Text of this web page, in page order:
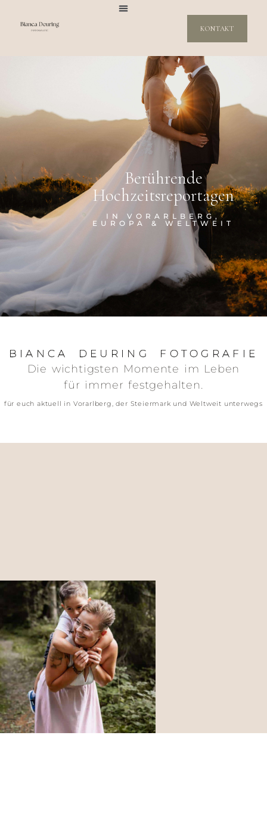
KONTAKT
Berührende
Hochzeitsreportagen
IN VORARLBERG,
EUROPA & WELTWEIT
BIANCA DEURING FOTOGRAFIE​
Die wichtigsten Momente im Leben
für immer festgehalten.
für euch aktuell in Vorarlberg, der Steiermark und Weltweit unterwegs